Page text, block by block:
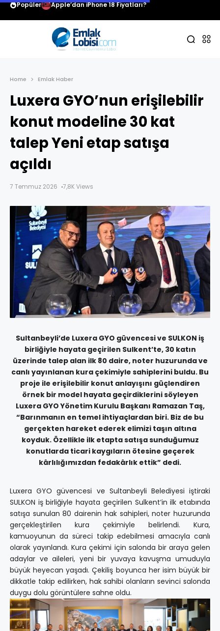
Popüler Apple’dan iPhone 18 Fiyatları?
Home Emlak Haber
Luxera GYO’nun erişilebilir
konut modeline 30 kat
talep Yeni etap satışa
açıldı
7 Temmuz 2026 7,8K Views
Sultanbeyli’de Luxera GYO güvencesi ve SULKON iş
birliğiyle hayata geçirilen Sulkent’te, 30 katın
üzerinde talep alan ilk 80 daire, noter huzurunda ve
canlı yayınlanan kura çekimiyle sahiplerini buldu. Bu
proje ile erişilebilir konut anlayışını güçlendiren
örnek bir model hayata geçirdiklerini söyleyen
Luxera GYO Yönetim Kurulu Başkanı Ramazan Taş,
“Barınmanın en temel ihtiyaçlardan biri. Biz de bu
gerçekten hareket ederek elimizi taşın altına
koyduk. Özellikle ilk etapta satışa sunduğumuz
konutlarda ticari kaygıların ötesine geçerek
kârlılığımızdan fedakârlık ettik” dedi.
Luxera GYO güvencesi ve Sultanbeyli Belediyesi iştiraki
SULKON iş birliğiyle hayata geçirilen Sulkent’in ilk etabında
satışa sunulan 80 dairenin hak sahipleri, noter huzurunda
gerçekleştirilen kura çekimiyle belirlendi. Kura,
kamuoyunun da süreci takip edebilmesi amacıyla canlı
olarak yayınlandı. Kura çekimi için salonda bir araya gelen
adaylar ve aileleri, yeni bir yuvaya kavuşma umuduyla
büyük heyecan yaşadı. Çekiliş boyunca her isim büyük bir
dikkatle takip edilirken, hak sahibi olanların sevinci salonda
duygu dolu görüntülere sahne oldu.